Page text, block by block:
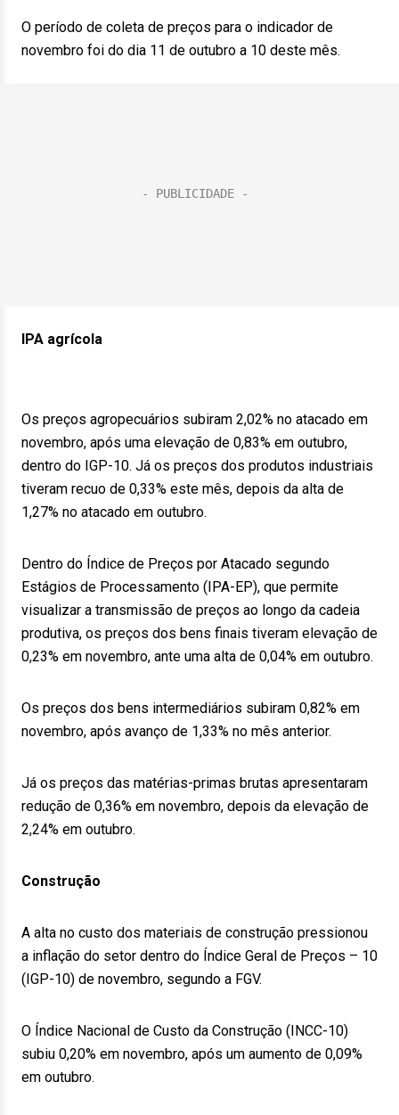
O período de coleta de preços para o indicador de
novembro foi do dia 11 de outubro a 10 deste mês.
IPA agrícola
Os preços agropecuários subiram 2,02% no atacado em
novembro, após uma elevação de 0,83% em outubro,
dentro do IGP-10. Já os preços dos produtos industriais
tiveram recuo de 0,33% este mês, depois da alta de
1,27% no atacado em outubro.
Dentro do Índice de Preços por Atacado segundo
Estágios de Processamento (IPA-EP), que permite
visualizar a transmissão de preços ao longo da cadeia
produtiva, os preços dos bens finais tiveram elevação de
0,23% em novembro, ante uma alta de 0,04% em outubro.
Os preços dos bens intermediários subiram 0,82% em
novembro, após avanço de 1,33% no mês anterior.
Já os preços das matérias-primas brutas apresentaram
redução de 0,36% em novembro, depois da elevação de
2,24% em outubro.
Construção
A alta no custo dos materiais de construção pressionou
a inflação do setor dentro do Índice Geral de Preços – 10
(IGP-10) de novembro, segundo a FGV.
O Índice Nacional de Custo da Construção (INCC-10)
subiu 0,20% em novembro, após um aumento de 0,09%
em outubro.